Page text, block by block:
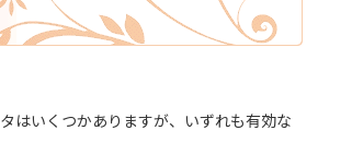
はいくつかありますが、いずれも有効な